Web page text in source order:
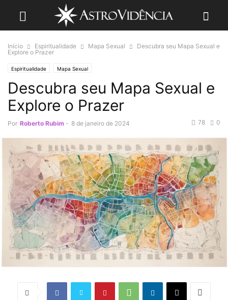
Início Espiritualidade Mapa Sexual
Descubra seu Mapa Sexual e
Explore o Prazer
Espiritualidade Mapa Sexual
Descubra seu Mapa Sexual e
Explore o Prazer
Por Roberto Rubim - 8 de janeiro de 2024 0
78